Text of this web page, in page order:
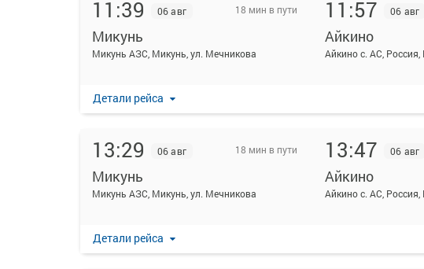
11:39 06 авг 18 мин в пути
Микунь
Микунь АЗС, Микунь, ул. Мечникова
11:57 06 авг
Айкино
Детали рейса
13:29 06 авг 18 мин в пути
Микунь
Микунь АЗС, Микунь, ул. Мечникова
13:47 06 авг
Айкино
Детали рейса